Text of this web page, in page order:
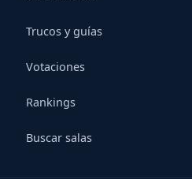
Trucos y guías
Votaciones
Rankings
Buscar salas